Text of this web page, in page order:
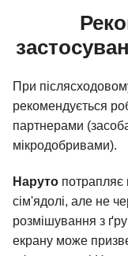
При
рекомендується
партнерами
мікродобривами).
Наруто потрапляє
сім'ядолі, але не
розмішування з
екрану може